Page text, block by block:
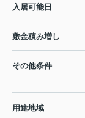
入居可能日
敷金積み増し
その他条件
用途地域